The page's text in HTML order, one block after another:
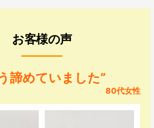
お客様の声
諦めていました”
80代女性